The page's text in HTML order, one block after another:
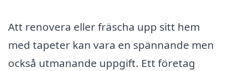
Att renovera eller fräscha upp sitt hem
med tapeter kan vara en spännande men
också utmanande uppgift. Ett företag